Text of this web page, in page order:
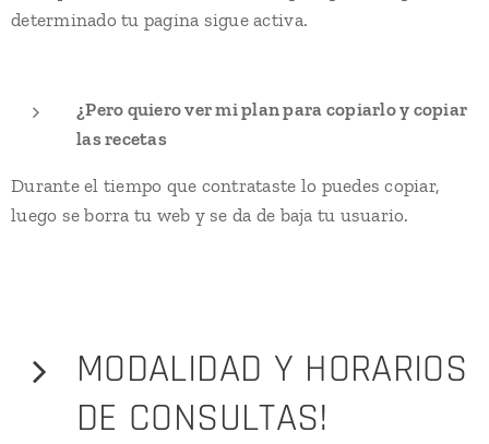
determinado tu pagina sigue activa.
¿Pero quiero ver mi plan para copiarlo y copiar
las recetas
Durante el tiempo que contrataste lo puedes copiar,
luego se borra tu web y se da de baja tu usuario.
MODALIDAD Y HORARIOS
DE CONSULTAS!